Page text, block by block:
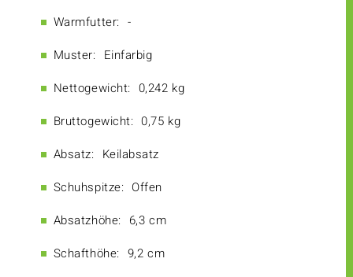
Warmfutter: -
Muster: Einfarbig
Nettogewicht: 0,242 kg
Bruttogewicht: 0,75 kg
Absatz: Keilabsatz
Schuhspitze: Offen
Absatzhöhe: 6,3 cm
Schafthöhe: 9,2 cm